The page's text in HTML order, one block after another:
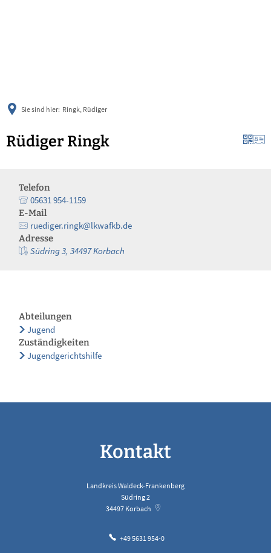
Sie sind hier: Ringk, Rüdiger
Rüdiger Ringk
Telefon
05631 954-1159
E-Mail
ruediger.ringk@lkwafkb.de
Adresse
Südring 3, 34497 Korbach
Abteilungen
Jugend
Zuständigkeiten
Jugendgerichtshilfe
Kontakt
Landkreis Waldeck-Frankenberg
Südring 2
34497 Korbach
+49 5631 954-0